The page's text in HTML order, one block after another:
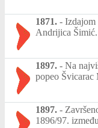
1871. - Izdajom
Andrijica Šimić.
1897. - Na
popeo Švicarac
1897. -
1896/97.